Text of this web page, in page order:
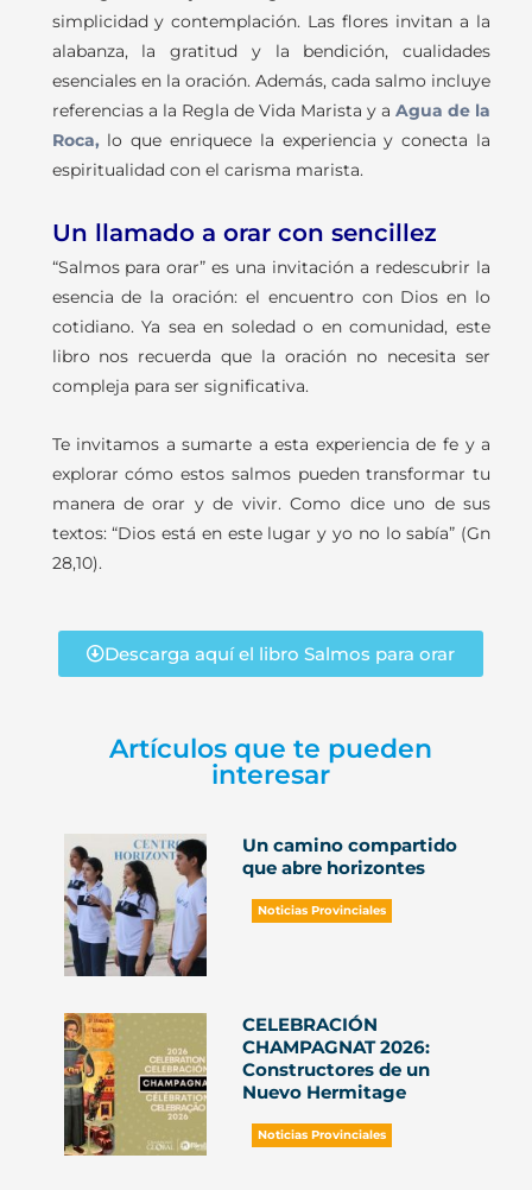
simplicidad y contemplación. Las flores invitan a la
alabanza, la gratitud y la bendición, cualidades
esenciales en la oración. Además, cada salmo incluye
referencias a la Regla de Vida Marista y a Agua de la
Roca, lo que enriquece la experiencia y conecta la
espiritualidad con el carisma marista.
Un llamado a orar con sencillez
“Salmos para orar” es una invitación a redescubrir la
esencia de la oración: el encuentro con Dios en lo
cotidiano. Ya sea en soledad o en comunidad, este
libro nos recuerda que la oración no necesita ser
compleja para ser significativa.
Te invitamos a sumarte a esta experiencia de fe y a
explorar cómo estos salmos pueden transformar tu
manera de orar y de vivir. Como dice uno de sus
textos: “Dios está en este lugar y yo no lo sabía” (Gn
28,10).
Descarga aquí el libro Salmos para orar
Artículos que te pueden
interesar
Un camino compartido
que abre horizontes
Noticias Provinciales
CELEBRACIÓN
CHAMPAGNAT 2026:
Constructores de un
Nuevo Hermitage
Noticias Provinciales